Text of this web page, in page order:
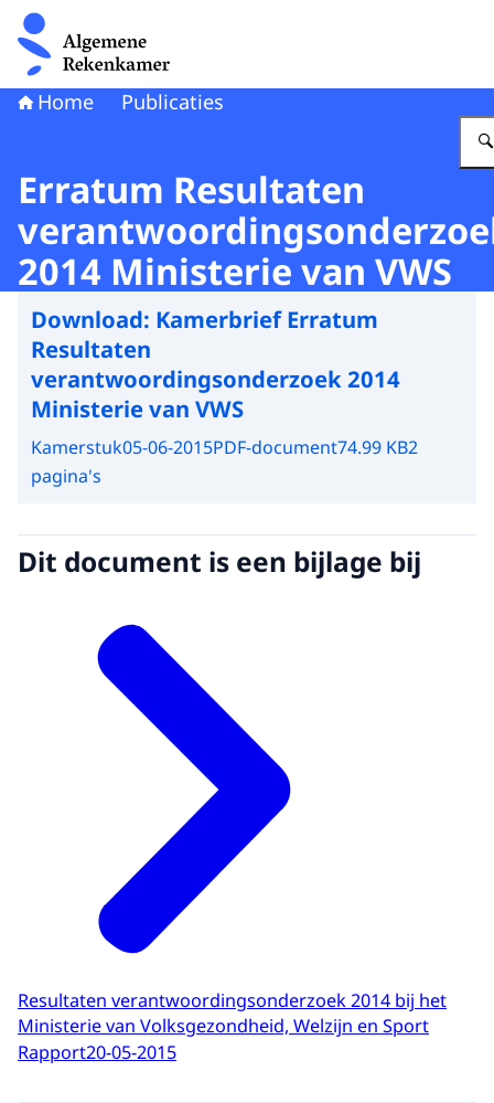
Naar de homepage van Algemene Rekenkamer
Home Publicaties
Erratum Resultaten
2014 Ministerie van VWS
Download: Kamerbrief Erratum
Resultaten
verantwoordingsonderzoek 2014
Ministerie van VWS
Kamerstuk05-06-2015PDF-document74.99 KB2
pagina's
Dit document is een bijlage bij
Resultaten verantwoordingsonderzoek 2014 bij het
Ministerie van Volksgezondheid, Welzijn en Sport
Rapport20-05-2015